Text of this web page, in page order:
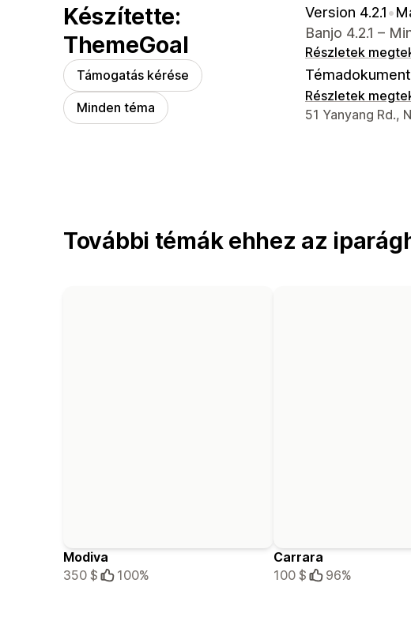
Készítette:
ThemeGoal
Támogatás kérése
Minden téma
Version 4.2.1•
Banjo 4.2.1 –
Részletek
Részletek
Dizájner
51 Yanyang Rd.,
További témák ehhez az
Modiva
350 $
100%
Carrara
100 $
96%